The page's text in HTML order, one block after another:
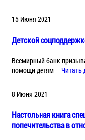
15 Июня 2021
Детской
Всемирный банк
помощи детям
Читать
8 Июня 2021
Настольная книга
попечительства в